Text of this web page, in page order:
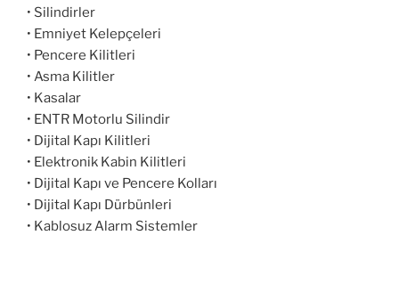
• Silindirler
• Emniyet Kelepçeleri
• Pencere Kilitleri
• Asma Kilitler
• Kasalar
• ENTR Motorlu Silindir
• Dijital Kapı Kilitleri
• Elektronik Kabin Kilitleri
• Dijital Kapı ve Pencere Kolları
• Dijital Kapı Dürbünleri
• Kablosuz Alarm Sistemler